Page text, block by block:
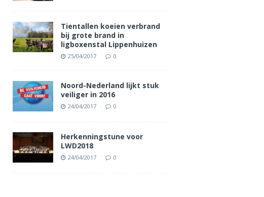
Tientallen koeien verbrand
bij grote brand in
ligboxenstal Lippenhuizen
25/04/2017 0
Noord-Nederland lijkt stuk
veiliger in 2016
24/04/2017 0
Herkenningstune voor
LWD2018
24/04/2017 0